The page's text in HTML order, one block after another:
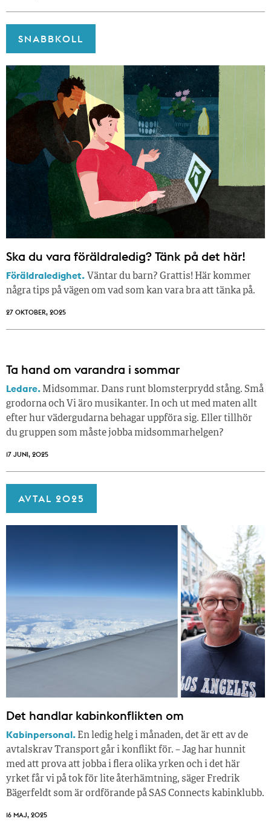
SNABBKOLL
Ska du vara föräldraledig? Tänk på det här!
Föräldraledighet. Väntar du barn? Grattis! Här kommer
några tips på vägen om vad som kan vara bra att tänka på.
27 OKTOBER, 2025
Ta hand om varandra i sommar
Ledare. Midsommar. Dans runt blomsterprydd stång. Små
grodorna och Vi äro musikanter. In och ut med maten allt
efter hur vädergudarna behagar uppföra sig. Eller tillhör
du gruppen som måste jobba midsommarhelgen?
17 JUNI, 2025
AVTAL 2025
Det handlar kabinkonflikten om
Kabinpersonal. En ledig helg i månaden, det är ett av de
avtalskrav Transport går i konflikt för. – Jag har hunnit
med att prova att jobba i flera olika yrken och i det här
yrket får vi på tok för lite återhämtning, säger Fredrik
Bägerfeldt som är ordförande på SAS Connects kabinklubb.
16 MAJ, 2025